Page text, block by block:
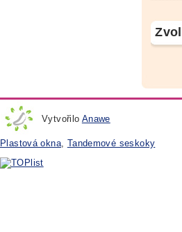
Vytvořilo Anawe
Plastová okna, Tandemové seskoky